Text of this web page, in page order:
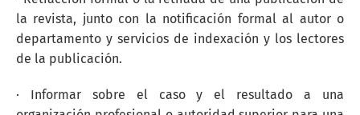
la revista, junto con la notificación formal al autor o
departamento y servicios de indexación y los lectores
de la publicación.
· Informar sobre el caso y el resultado a una